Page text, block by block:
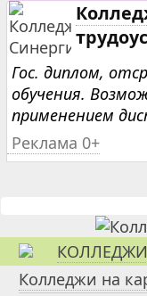
Гос. диплом,
обучения.
применением
Реклама 0+
Колледжи на